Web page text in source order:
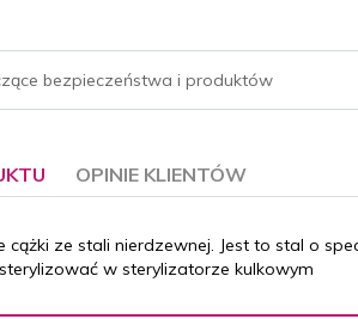
bezpieczeństwa i produktów
OPINIE KLIENTÓW
cążki ze stali nierdzewnej. Jest to stal o
w sterylizatorze kulkowym